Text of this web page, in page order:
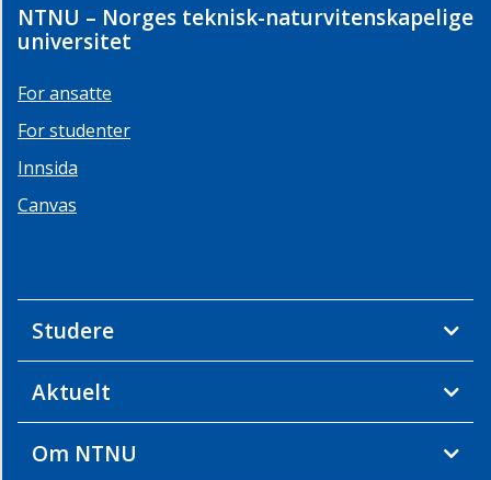
glemt
å
NTNU
WellFare
på
besøk
«Nye
kommune
Podkast:
Om
barnehager
skaper
NTNU – Norges teknisk-naturvitenskapelige
universitet
For ansatte
For studenter
Innsida
Canvas
Studere
Aktuelt
Om NTNU